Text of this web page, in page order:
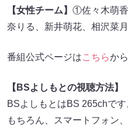
【女性チーム】 ①佐々木萌
奈りる、新井萌花、相沢菜月
番組公式ページはこちらから
【BSよしもとの視聴方法】
BSよしもとはBS 265chで
もちろん、スマートフォン